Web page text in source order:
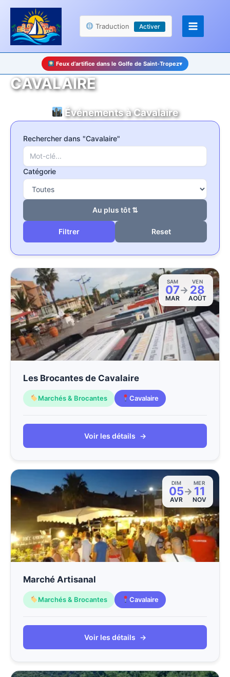
Panneau de gestion des cookies
Aller
contenu
Traduction Activer
Feux d’artifice dans le Golfe de Saint-Tropez▾
CAVALAIRE
Événements à Cavalaire
Rechercher dans "Cavalaire"
Catégorie
Au plus tôt ⇅
Reset
SAM
07
MAR
→
VEN
28
AOÛT
Les Brocantes de Cavalaire
Marchés & Brocantes Cavalaire
Voir les détails →
DIM
05
AVR
→
MER
11
NOV
Marché Artisanal
Marchés & Brocantes Cavalaire
Voir les détails →